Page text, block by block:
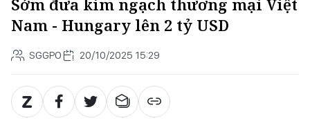
Sớm đưa kim ngạch thương mại Việt
Nam - Hungary lên 2 tỷ USD
SGGPO 20/10/2025 15:29